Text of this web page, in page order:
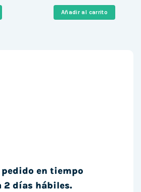
es:
183,99 €.
era:
794,00 €.
es:
608,00
Añadir al carrito
en tiempo
2 días hábiles.